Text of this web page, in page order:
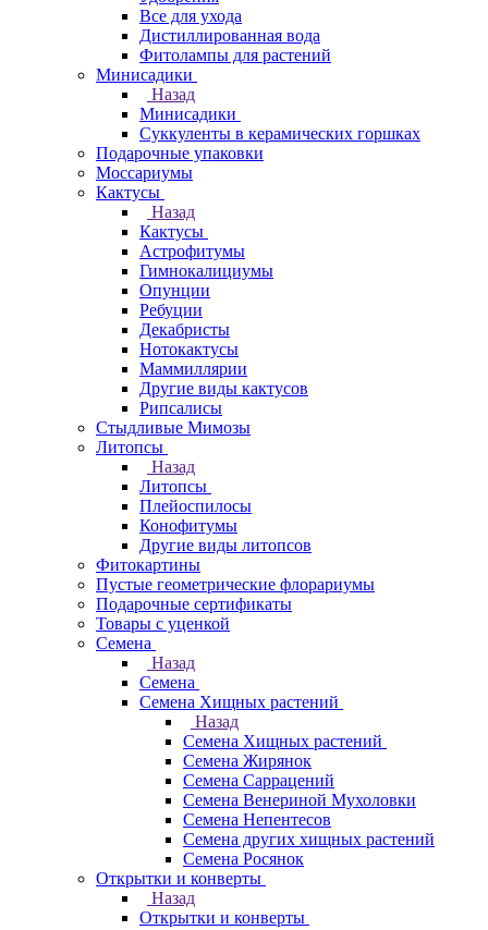
Все для ухода
Дистиллированная вода
Фитолампы для растений
Минисадики
Назад
Минисадики
Суккуленты в керамических горшках
Подарочные упаковки
Моссариумы
Кактусы
Назад
Кактусы
Астрофитумы
Гимнокалициумы
Опунции
Ребуции
Декабристы
Нотокактусы
Маммиллярии
Другие виды кактусов
Рипсалисы
Стыдливые Мимозы
Литопсы
Назад
Литопсы
Плейоспилосы
Конофитумы
Другие виды литопсов
Фитокартины
Пустые геометрические флорариумы
Подарочные сертификаты
Товары с уценкой
Семена
Назад
Семена
Семена Хищных растений
Назад
Семена Хищных растений
Семена Жирянок
Семена Саррацений
Семена Венериной Мухоловки
Семена Непентесов
Семена других хищных растений
Семена Росянок
Открытки и конверты
Назад
Открытки и конверты